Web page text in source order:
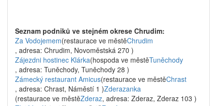
Seznam podniků ve stejném okrese Chrudim:
Za Vodojemem(restaurace ve městěChrudim
, adresa: Chrudim, Novoměstská 270 )
Zájezdni hostinec Klárka(hospoda ve městěTuněchody
, adresa: Tuněchody, Tuněchody 28 )
Zámecký restaurant Amicus(restaurace ve městěChrast
, adresa: Chrast, Náměstí 1 )Zderazanka
(restaurace ve městěZderaz, adresa: Zderaz, Zderaz 103 )